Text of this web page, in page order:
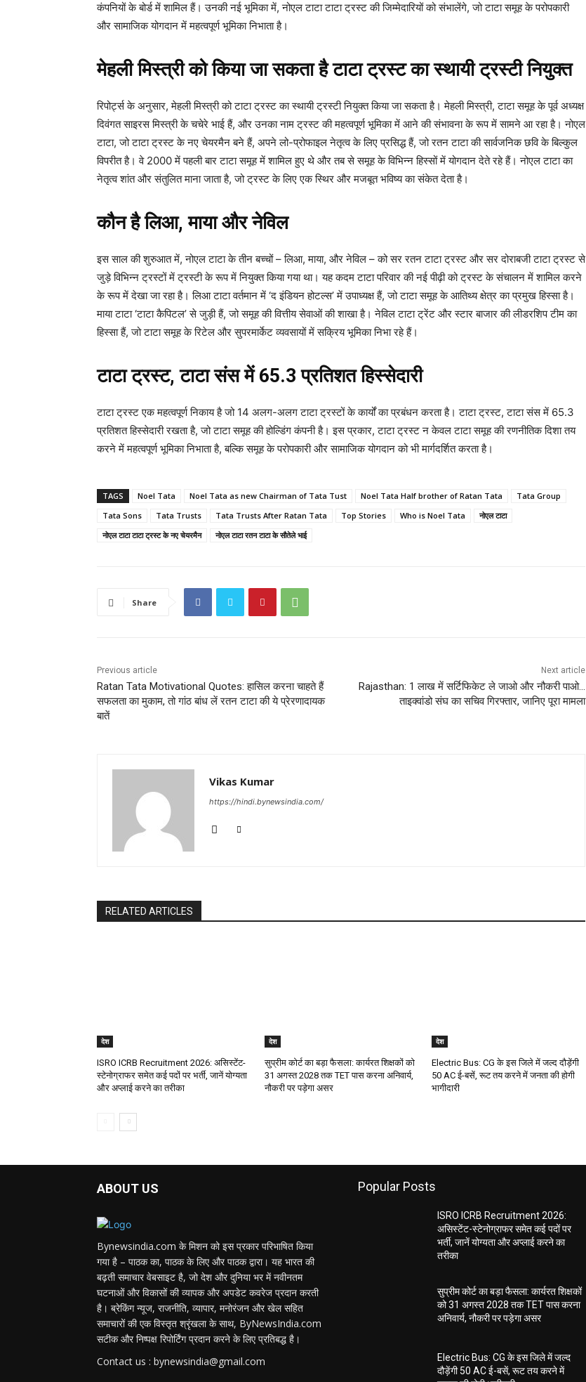
कंपनियों के बोर्ड में शामिल हैं। उनकी नई भूमिका में, नोएल टाटा टाटा ट्रस्ट की जिम्मेदारियों को संभालेंगे, जो टाटा समूह के परोपकारी
और सामाजिक योगदान में महत्वपूर्ण भूमिका निभाता है।
मेहली मिस्त्री को किया जा सकता है टाटा ट्रस्ट का स्थायी ट्रस्टी नियुक्त
रिपोर्ट्स के अनुसार, मेहली मिस्त्री को टाटा ट्रस्ट का स्थायी ट्रस्टी नियुक्त किया जा सकता है। मेहली मिस्त्री, टाटा समूह के पूर्व अध्यक्ष
दिवंगत साइरस मिस्त्री के चचेरे भाई हैं, और उनका नाम ट्रस्ट की महत्वपूर्ण भूमिका में आने की संभावना के रूप में सामने आ रहा है। नोएल
टाटा, जो टाटा ट्रस्ट के नए चेयरमैन बने हैं, अपने लो-प्रोफाइल नेतृत्व के लिए प्रसिद्ध हैं, जो रतन टाटा की सार्वजनिक छवि के बिल्कुल
विपरीत है। वे 2000 में पहली बार टाटा समूह में शामिल हुए थे और तब से समूह के विभिन्न हिस्सों में योगदान देते रहे हैं। नोएल टाटा का
नेतृत्व शांत और संतुलित माना जाता है, जो ट्रस्ट के लिए एक स्थिर और मजबूत भविष्य का संकेत देता है।
कौन है लिआ, माया और नेविल
इस साल की शुरुआत में, नोएल टाटा के तीन बच्चों – लिआ, माया, और नेविल – को सर रतन टाटा ट्रस्ट और सर दोराबजी टाटा ट्रस्ट से
जुड़े विभिन्न ट्रस्टों में ट्रस्टी के रूप में नियुक्त किया गया था। यह कदम टाटा परिवार की नई पीढ़ी को ट्रस्ट के संचालन में शामिल करने
के रूप में देखा जा रहा है। लिआ टाटा वर्तमान में ‘द इंडियन होटल्स’ में उपाध्यक्ष हैं, जो टाटा समूह के आतिथ्य क्षेत्र का प्रमुख हिस्सा है।
माया टाटा ‘टाटा कैपिटल’ से जुड़ी हैं, जो समूह की वित्तीय सेवाओं की शाखा है। नेविल टाटा ट्रेंट और स्टार बाजार की लीडरशिप टीम का
हिस्सा हैं, जो टाटा समूह के रिटेल और सुपरमार्केट व्यवसायों में सक्रिय भूमिका निभा रहे हैं।
टाटा ट्रस्ट, टाटा संस में 65.3 प्रतिशत हिस्सेदारी
टाटा ट्रस्ट एक महत्वपूर्ण निकाय है जो 14 अलग-अलग टाटा ट्रस्टों के कार्यों का प्रबंधन करता है। टाटा ट्रस्ट, टाटा संस में 65.3
प्रतिशत हिस्सेदारी रखता है, जो टाटा समूह की होल्डिंग कंपनी है। इस प्रकार, टाटा ट्रस्ट न केवल टाटा समूह की रणनीतिक दिशा तय
करने में महत्वपूर्ण भूमिका निभाता है, बल्कि समूह के परोपकारी और सामाजिक योगदान को भी मार्गदर्शित करता है।
TAGS Noel Tata Noel Tata as new Chairman of Tata Tust Noel Tata Half brother of Ratan Tata
Tata Group
Tata Sons
Tata Trusts Tata Trusts After Ratan Tata Top Stories Who is Noel Tata
नोएल टाटा
नोएल टाटा टाटा ट्रस्‍ट के नए चेयरमैन
नोएल टाटा रतन टाटा के सौतेले भाई
Share
Previous article
Ratan Tata Motivational Quotes: हासिल करना चाहते हैं
सफलता का मुकाम, तो गांठ बांध लें रतन टाटा की ये प्रेरणादायक
बातें
Next article
Rajasthan: 1 लाख में सर्टिफिकेट ले जाओ और नौकरी पाओ…
ताइक्वांडो संघ का सचिव गिरफ्तार, जानिए पूरा मामला
Vikas Kumar
https://hindi.bynewsindia.com/
RELATED ARTICLES
देश
ISRO ICRB Recruitment 2026: असिस्टेंट-
स्टेनोग्राफर समेत कई पदों पर भर्ती, जानें योग्यता
और अप्लाई करने का तरीका
देश
सुप्रीम कोर्ट का बड़ा फैसला: कार्यरत शिक्षकों को
31 अगस्त 2028 तक TET पास करना अनिवार्य,
नौकरी पर पड़ेगा असर
देश
Electric Bus: CG के इस जिले में जल्द दौड़ेंगी
50 AC ई-बसें, रूट तय करने में जनता की होगी
भागीदारी
ABOUT US
Bynewsindia.com के मिशन को इस प्रकार परिभाषित किया
गया है – पाठक का, पाठक के लिए और पाठक द्वारा। यह भारत की
बढ़ती समाचार वेबसाइट है, जो देश और दुनिया भर में नवीनतम
घटनाओं और विकासों की व्यापक और अपडेट कवरेज प्रदान करती
है। ब्रेकिंग न्यूज, राजनीति, व्यापार, मनोरंजन और खेल सहित
समाचारों की एक विस्तृत श्रृंखला के साथ, ByNewsIndia.com
सटीक और निष्पक्ष रिपोर्टिंग प्रदान करने के लिए प्रतिबद्ध है।
Contact us : bynewsindia@gmail.com
Popular Posts
ISRO ICRB Recruitment 2026:
असिस्टेंट-स्टेनोग्राफर समेत कई पदों पर
भर्ती, जानें योग्यता और अप्लाई करने का
तरीका
सुप्रीम कोर्ट का बड़ा फैसला: कार्यरत शिक्षकों
को 31 अगस्त 2028 तक TET पास करना
अनिवार्य, नौकरी पर पड़ेगा असर
Electric Bus: CG के इस जिले में जल्द
दौड़ेंगी 50 AC ई-बसें, रूट तय करने में